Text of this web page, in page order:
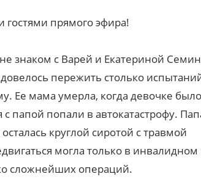
гостями прямого эфира!
знаком с Варей и Екатериной
пережить столько
Ее мама умерла, когда девочке
с папой попали в автокатастрофу.
круглой сиротой с травмой
могла только в инвалидном
сложнейших операций.